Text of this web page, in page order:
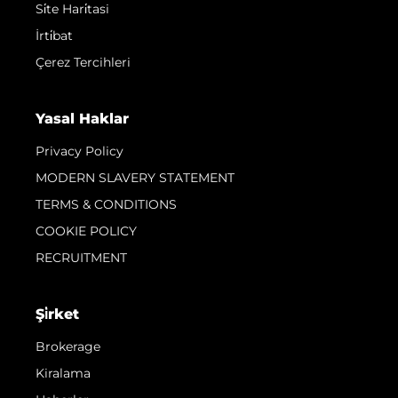
Si̇te Hari̇tasi
İrti̇bat
Çerez Tercihleri
Yasal Haklar
Privacy Policy
MODERN SLAVERY STATEMENT
TERMS & CONDITIONS
COOKIE POLICY
RECRUITMENT
Şi̇rket
Brokerage
Kiralama